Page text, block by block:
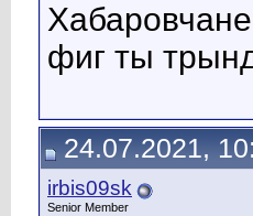
фиг ты
24.07.2021,
irbis09sk
Senior Member